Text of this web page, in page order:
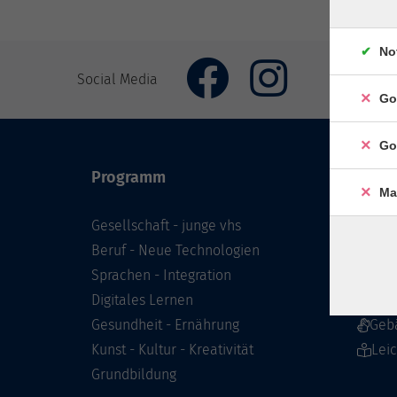
Social Media
Programm
Gesellschaft - junge vhs
Beruf - Neue Technologien
Sprachen - Integration
Digitales Lernen
Gesundheit - Ernährung
Kunst - Kultur - Kreativität
Grundbildung